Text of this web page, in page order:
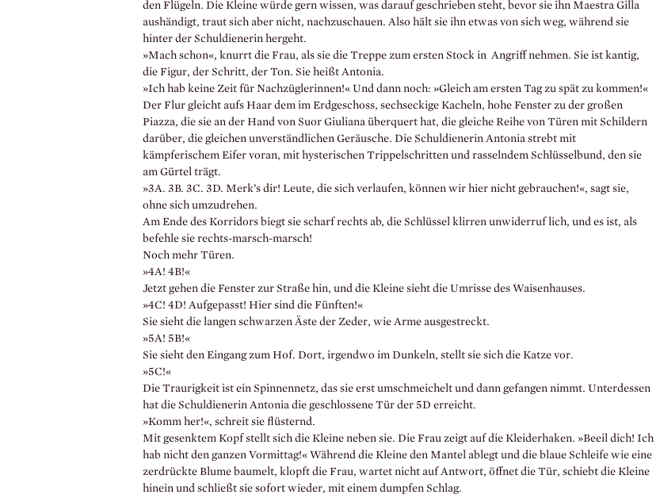
den Flügeln. Die Kleine würde gern wissen, was darauf geschrieben steht, bevor sie ihn Maestra Gilla
aushändigt, traut sich aber nicht, nachzuschauen. Also hält sie ihn etwas von sich weg, während sie
hinter der Schuldienerin hergeht.
»Mach schon«, knurrt die Frau, als sie die Treppe zum ersten Stock in Angriff nehmen. Sie ist kantig,
die Figur, der Schritt, der Ton. Sie heißt Antonia.
»Ich hab keine Zeit für Nachzüglerinnen!« Und dann noch: »Gleich am ersten Tag zu spät zu kommen!«
Der Flur gleicht aufs Haar dem im Erdgeschoss, sechseckige Kacheln, hohe Fenster zu der großen
Piazza, die sie an der Hand von Suor Giuliana überquert hat, die gleiche Reihe von Türen mit Schildern
darüber, die gleichen unverständlichen Geräusche. Die Schuldienerin Antonia strebt mit
kämpferischem Eifer voran, mit hysterischen Trippelschritten und rasselndem Schlüsselbund, den sie
am Gürtel trägt.
»3A. 3B. 3C. 3D. Merk’s dir! Leute, die sich verlaufen, können wir hier nicht gebrauchen!«, sagt sie,
ohne sich umzudrehen.
Am Ende des Korridors biegt sie scharf rechts ab, die Schlüssel klirren unwiderruf lich, und es ist, als
befehle sie rechts-marsch-marsch!
Noch mehr Türen.
»4A! 4B!«
Jetzt gehen die Fenster zur Straße hin, und die Kleine sieht die Umrisse des Waisenhauses.
»4C! 4D! Aufgepasst! Hier sind die Fünften!«
Sie sieht die langen schwarzen Äste der Zeder, wie Arme ausgestreckt.
»5A! 5B!«
Sie sieht den Eingang zum Hof. Dort, irgendwo im Dunkeln, stellt sie sich die Katze vor.
»5C!«
Die Traurigkeit ist ein Spinnennetz, das sie erst umschmeichelt und dann gefangen nimmt. Unterdessen
hat die Schuldienerin Antonia die geschlossene Tür der 5D erreicht.
»Komm her!«, schreit sie flüsternd.
Mit gesenktem Kopf stellt sich die Kleine neben sie. Die Frau zeigt auf die Kleiderhaken. »Beeil dich! Ich
hab nicht den ganzen Vormittag!« Während die Kleine den Mantel ablegt und die blaue Schleife wie eine
zerdrückte Blume baumelt, klopft die Frau, wartet nicht auf Antwort, öffnet die Tür, schiebt die Kleine
hinein und schließt sie sofort wieder, mit einem dumpfen Schlag.